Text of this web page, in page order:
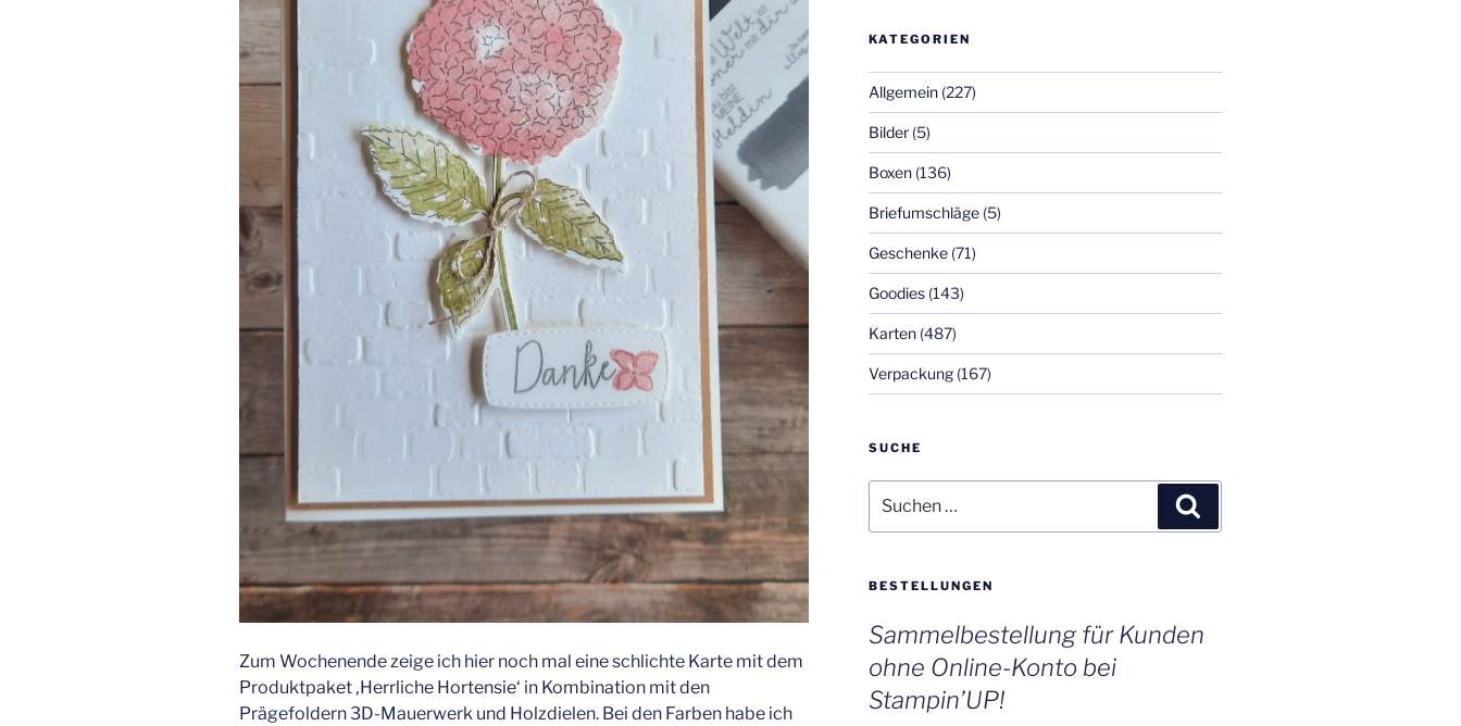
Zum Wochenende zeige ich hier noch mal eine schlichte Karte mit dem
Produktpaket ‚Herrliche Hortensie‘ in Kombination mit den
Prägefoldern 3D-Mauerwerk und Holzdielen. Bei den Farben habe ich
KATEGORIEN
Allgemein(227)
Bilder(5)
Boxen(136)
Briefumschläge(5)
Geschenke(71)
Goodies(143)
Karten(487)
Verpackung(167)
SUCHE
nach:
BESTELLUNGEN
Sammelbestellung für Kunden
ohne Online-Konto bei
Stampin’UP!